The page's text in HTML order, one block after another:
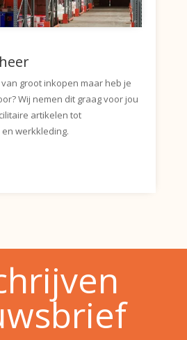
groot inkopen maar heb je
Wij nemen dit graag voor jou
artikelen tot
werkkleding.